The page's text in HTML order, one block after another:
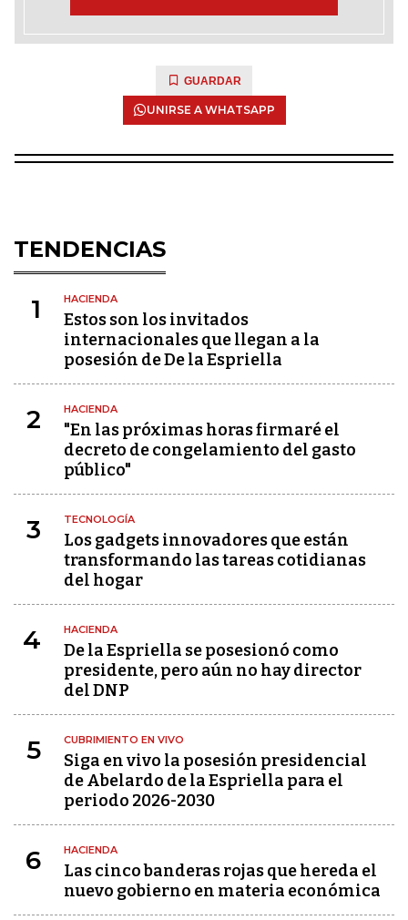
GUARDAR
UNIRSE A WHATSAPP
TENDENCIAS
1 HACIENDA
Estos son los invitados
internacionales que llegan a la
posesión de De la Espriella
2 HACIENDA
"En las próximas horas firmaré el
decreto de congelamiento del gasto
público"
3 TECNOLOGÍA
Los gadgets innovadores que están
transformando las tareas cotidianas
del hogar
4 HACIENDA
De la Espriella se posesionó como
presidente, pero aún no hay director
del DNP
5 CUBRIMIENTO EN VIVO
Siga en vivo la posesión presidencial
de Abelardo de la Espriella para el
periodo 2026-2030
6 HACIENDA
Las cinco banderas rojas que hereda el
nuevo gobierno en materia económica